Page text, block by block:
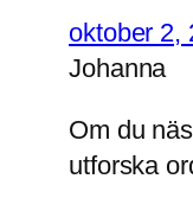
oktober 2,
Johanna
Om du
utforska